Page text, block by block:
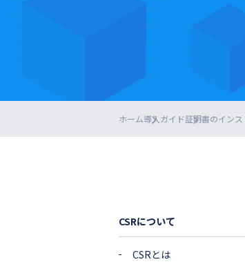
ホーム導入ガイド証明書のインス
CSRについて
CSRとは